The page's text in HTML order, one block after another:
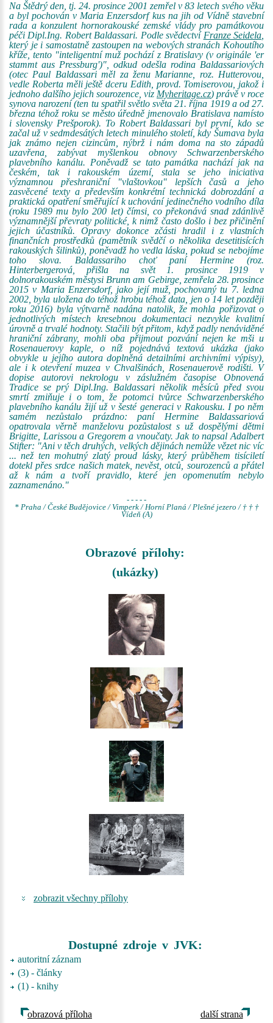
Na Štědrý den, tj. 24. prosince 2001 zemřel v 83 letech svého věku
a byl pochován v Maria Enzersdorf kus na jih od Vídně stavební
rada a konzulent hornorakouské zemské vlády pro památkovou
péči Dipl.Ing. Robert Baldassari. Podle svědectví Franze Seidela
který je i samostatně zastoupen na webových stranách Kohoutího
kříže, tento "inteligentní muž pochází z Bratislavy (v originále 'er
stammt aus Pressburg')", odkud odešla rodina Baldassariových
(otec Paul Baldassari měl za ženu Marianne, roz. Hutterovou,
vedle Roberta měli ještě dceru Edith, provd. Tomiserovou, jakož i
jednoho dalšího jejich sourozence, viz Myheritage.cz) právě v roce
synova narození (ten tu spatřil světlo světa 21. října 1919 a od 27.
března téhož roku se město úředně jmenovalo Bratislava namísto
i slovensky Prešporok). To Robert Baldassari byl první, kdo se
začal už v sedmdesátých letech minulého století, kdy Šumava byla
jak známo nejen cizincům, nýbrž i nám doma na sto západů
uzavřena, zabývat myšlenkou obnovy Schwarzenberského
plavebního kanálu. Poněvadž se tato památka nachází jak na
českém, tak i rakouském území, stala se jeho iniciativa
významnou přeshraniční "vlaštovkou" lepších časů a jeho
zasvěcené texty a především konkrétní technická dobrozdání a
praktická opatření směřující k uchování jedinečného vodního díla
(roku 1989 mu bylo 200 let) čímsi, co překonává snad zdánlivě
významnější převraty politické, k nimž často došlo i bez přičinění
jejich účastníků. Opravy dokonce zčásti hradil i z vlastních
finančních prostředků (pamětník svědčí o několika desetitisících
rakouských šilinků), poněvadž ho vedla láska, pokud se nebojíme
toho slova. Baldassariho choť paní Hermine (roz.
Hinterbergerová, přišla na svět 1. prosince 1919 v
dolnorakouském městysi Brunn am Gebirge, zemřela 28. prosince
2015 v Maria Enzersdorf, jako její muž, pochovaný tu 7. ledna
2002, byla uložena do téhož hrobu téhož data, jen o 14 let později
roku 2016) byla výtvarně nadána natolik, že mohla pořizovat o
jednotlivých místech kresebnou dokumentaci nezvykle kvalitní
úrovně a trvalé hodnoty. Stačili být přitom, když padly nenáviděné
hraniční zábrany, mohli oba přijmout pozvání nejen ke mši u
Rosenauerovy kaple, o níž pojednává textová ukázka (jako
obvykle u jejího autora doplněná detailními archivními výpisy),
ale i k otevření muzea v Chvalšinách, Rosenauerově rodišti. V
dopise autorovi nekrologu v záslužném časopise Obnovená
Tradice se prý Dipl.Ing. Baldassari několik měsíců před svou
smrtí zmiňuje i o tom, že potomci tvůrce Schwarzenberského
plavebního kanálu žijí už v šesté generaci v Rakousku. I po něm
samém nezůstalo prázdno: paní Hermine Baldassariová
opatrovala věrně manželovu pozůstalost s už dospělými dětmi
Brigitte, Larissou a Gregorem a vnoučaty. Jak to napsal Adalbert
Stifter: "Ani v těch druhých, velkých dějinách nemůže vězet nic víc
... než ten mohutný zlatý proud lásky, který průběhem tisíciletí
dotekl přes srdce našich matek, nevěst, otců, sourozenců a přátel
až k nám a tvoří pravidlo, které jen opomenutím nebylo
zaznamenáno."
- - - - -
* Praha / České Budějovice / Vimperk / Horní Planá / Plešné jezero / † † †
Vídeň (A)
Obrazové přílohy:
(ukázky)
zobrazit všechny přílohy
Dostupné zdroje v JVK:
autoritní záznam
(3) - články
(1) - knihy
obrazová příloha další strana